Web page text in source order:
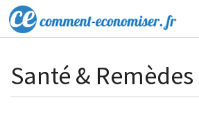
Santé &